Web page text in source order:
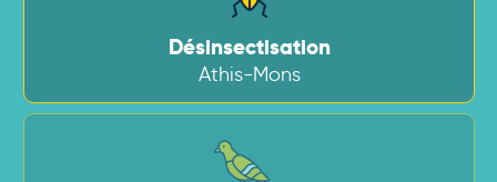
Désinsectisation
Athis-Mons